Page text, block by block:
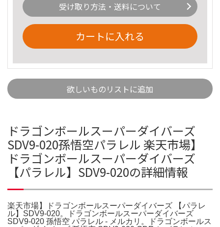
受け取り方法・送料について
カートに入れる
欲しいものリストに追加
ドラゴンボールスーパーダイバーズ
SDV9-020孫悟空パラレル 楽天市場】
ドラゴンボールスーパーダイバーズ
【パラレル】SDV9-020の詳細情報
楽天市場】ドラゴンボールスーパーダイバーズ 【パラレ
ル】SDV9-020。ドラゴンボールスーパーダイバーズ
SDV9-020 孫悟空 パラレル - メルカリ。ドラゴンボールス